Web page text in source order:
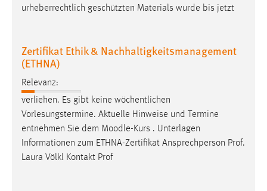
urheberrechtlich geschützten Materials wurde bis jetzt
Zertifikat Ethik & Nachhaltigkeitsmanagement
(ETHNA)
Relevanz:
verliehen. Es gibt keine wöchentlichen
Vorlesungstermine. Aktuelle Hinweise und Termine
entnehmen Sie dem Moodle-Kurs . Unterlagen
Informationen zum ETHNA-Zertifikat Ansprechperson Prof.
Laura Völkl Kontakt Prof
5e9dbeb1811c0446 = Sitzungslaufzeit, mibew_locale = 3
Login
Name:
fe_user, be_user, be_lastLoginProvider
Zweck:
Dieser Cookie ist notwendig um sich an der Website
einloggen zu können.
Cookie Laufzeit: